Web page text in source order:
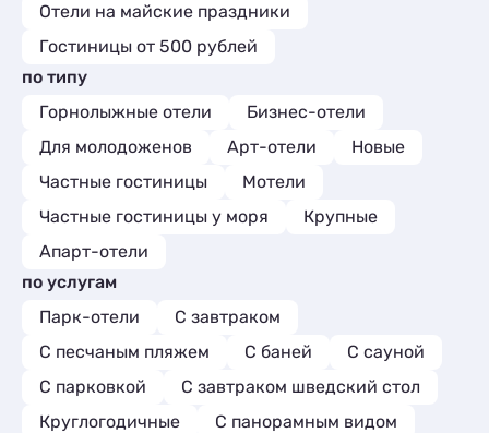
Отели на майские праздники
Гостиницы от 500 рублей
по типу
Горнолыжные отели
Бизнес-отели
Для молодоженов
Арт-отели
Новые
Частные гостиницы
Мотели
Частные гостиницы у моря
Крупные
Апарт-отели
по услугам
Парк-отели
С завтраком
С песчаным пляжем
С баней
С сауной
С парковкой
С завтраком шведский стол
Круглогодичные
С панорамным видом